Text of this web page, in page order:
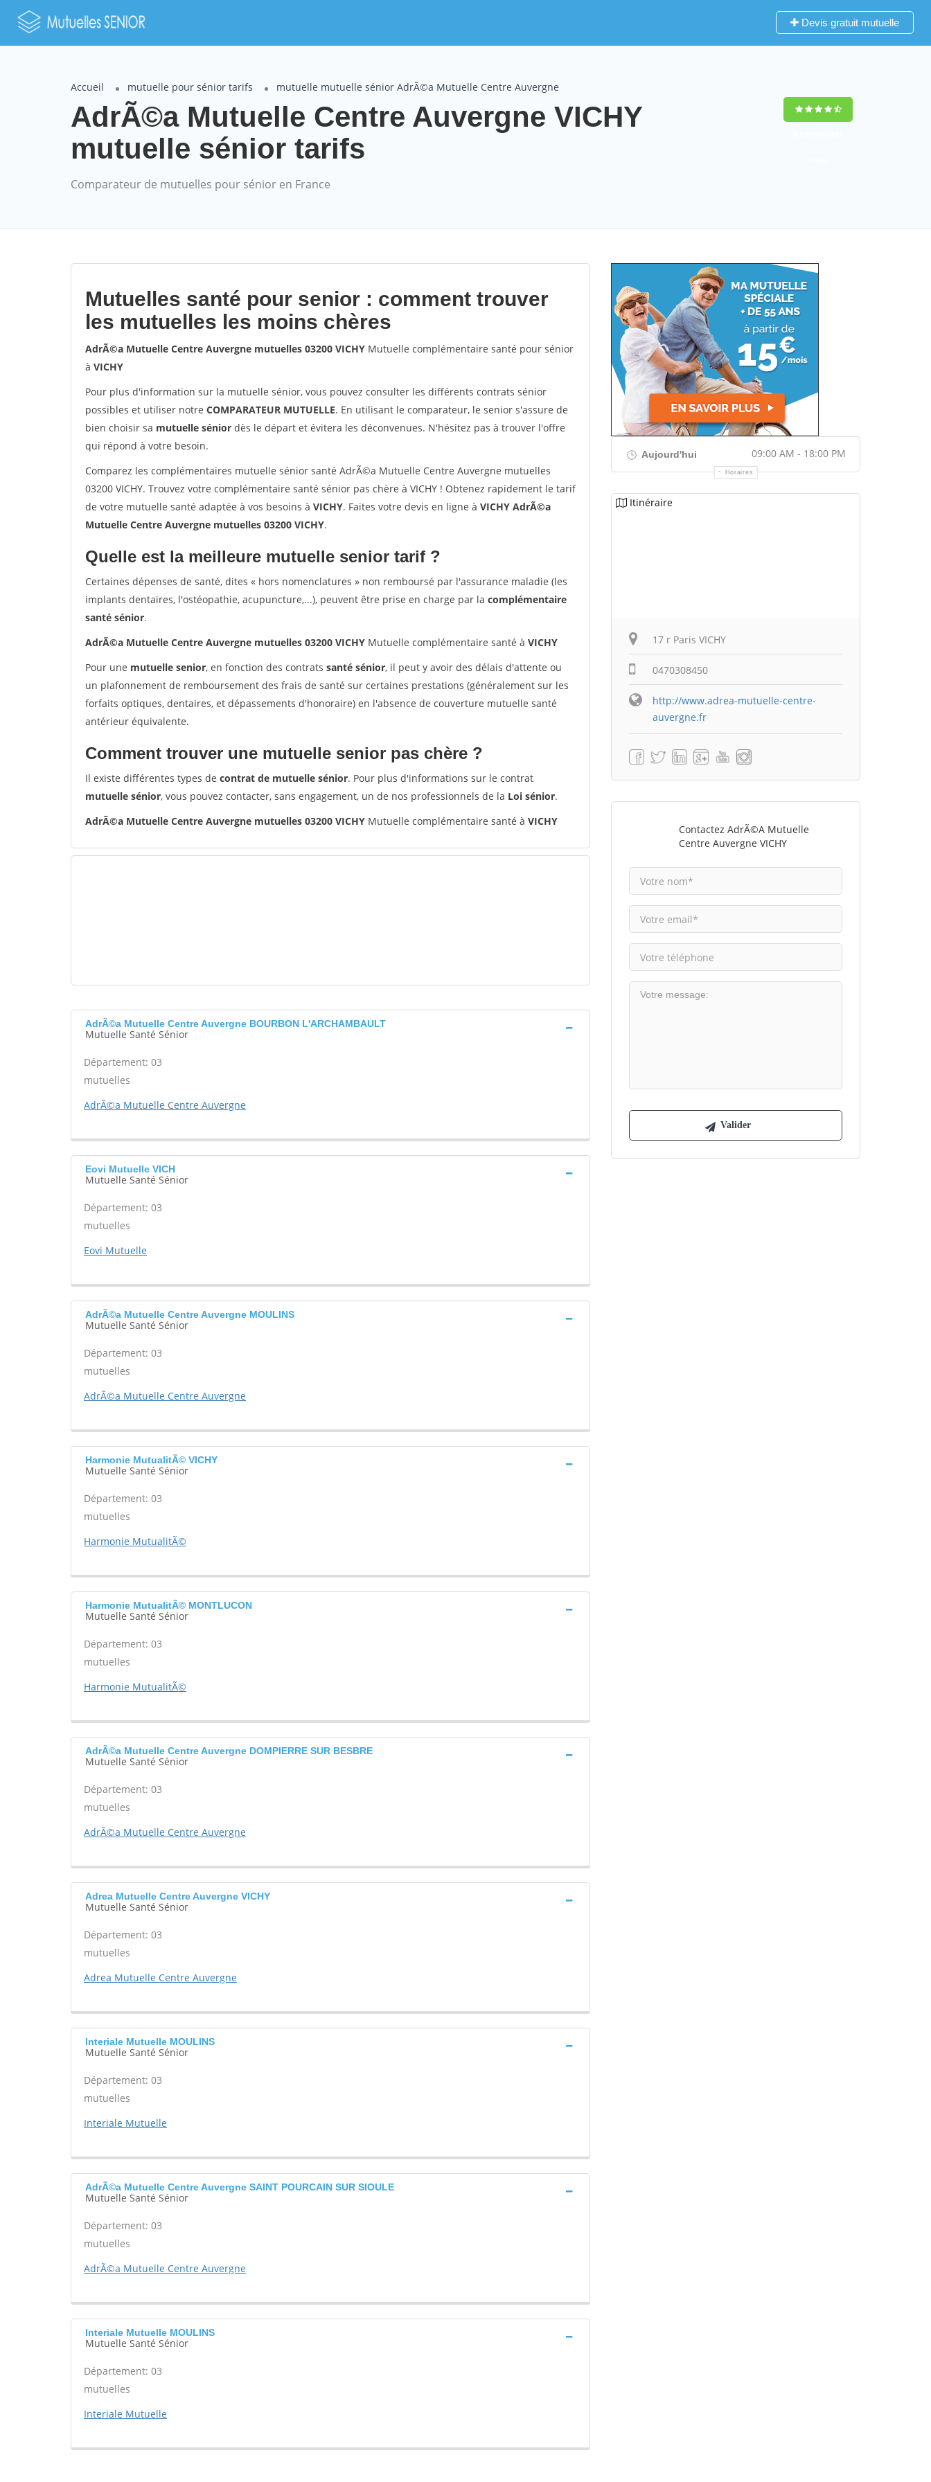
Devis gratuit mutuelle
Accueil mutuelle pour sénior tarifs mutuelle mutuelle sénior AdrÃ©a Mutuelle Centre Auvergne
AdrÃ©a Mutuelle Centre Auvergne VICHY
mutuelle sénior tarifs
Comparateur de mutuelles pour sénior en France
Mutuelles santé pour senior : comment trouver
les mutuelles les moins chères
AdrÃ©a Mutuelle Centre Auvergne mutuelles 03200 VICHY Mutuelle complémentaire santé pour sénior
à VICHY
Pour plus d'information sur la mutuelle sénior, vous pouvez consulter les différents contrats sénior
possibles et utiliser notre COMPARATEUR MUTUELLE. En utilisant le comparateur, le senior s'assure de
bien choisir sa mutuelle sénior dès le départ et évitera les déconvenues. N'hésitez pas à trouver l'offre
qui répond à votre besoin.
Comparez les complémentaires mutuelle sénior santé AdrÃ©a Mutuelle Centre Auvergne mutuelles
03200 VICHY. Trouvez votre complémentaire santé sénior pas chère à VICHY ! Obtenez rapidement le tarif
de votre mutuelle santé adaptée à vos besoins à VICHY. Faites votre devis en ligne à VICHY AdrÃ©a
Mutuelle Centre Auvergne mutuelles 03200 VICHY.
Quelle est la meilleure mutuelle senior tarif ?
Certaines dépenses de santé, dites « hors nomenclatures » non remboursé par l'assurance maladie (les
implants dentaires, l'ostéopathie, acupuncture,...), peuvent être prise en charge par la complémentaire
santé sénior.
AdrÃ©a Mutuelle Centre Auvergne mutuelles 03200 VICHY Mutuelle complémentaire santé à VICHY
Pour une mutuelle senior, en fonction des contrats santé sénior, il peut y avoir des délais d'attente ou
un plafonnement de remboursement des frais de santé sur certaines prestations (généralement sur les
forfaits optiques, dentaires, et dépassements d'honoraire) en l'absence de couverture mutuelle santé
antérieur équivalente.
Comment trouver une mutuelle senior pas chère ?
Il existe différentes types de contrat de mutuelle sénior. Pour plus d'informations sur le contrat
mutuelle sénior, vous pouvez contacter, sans engagement, un de nos professionnels de la Loi sénior.
AdrÃ©a Mutuelle Centre Auvergne mutuelles 03200 VICHY Mutuelle complémentaire santé à VICHY
AdrÃ©a Mutuelle Centre Auvergne BOURBON L'ARCHAMBAULT
Mutuelle Santé Sénior
Département: 03
mutuelles
AdrÃ©a Mutuelle Centre Auvergne
Eovi Mutuelle VICH
Mutuelle Santé Sénior
Département: 03
mutuelles
Eovi Mutuelle
AdrÃ©a Mutuelle Centre Auvergne MOULINS
Mutuelle Santé Sénior
Département: 03
mutuelles
AdrÃ©a Mutuelle Centre Auvergne
Harmonie MutualitÃ© VICHY
Mutuelle Santé Sénior
Département: 03
mutuelles
Harmonie MutualitÃ©
Harmonie MutualitÃ© MONTLUCON
Mutuelle Santé Sénior
Département: 03
mutuelles
Harmonie MutualitÃ©
AdrÃ©a Mutuelle Centre Auvergne DOMPIERRE SUR BESBRE
Mutuelle Santé Sénior
Département: 03
mutuelles
AdrÃ©a Mutuelle Centre Auvergne
Adrea Mutuelle Centre Auvergne VICHY
Mutuelle Santé Sénior
Département: 03
mutuelles
Adrea Mutuelle Centre Auvergne
Interiale Mutuelle MOULINS
Mutuelle Santé Sénior
Département: 03
mutuelles
Interiale Mutuelle
AdrÃ©a Mutuelle Centre Auvergne SAINT POURCAIN SUR SIOULE
Mutuelle Santé Sénior
Département: 03
mutuelles
AdrÃ©a Mutuelle Centre Auvergne
Interiale Mutuelle MOULINS
Mutuelle Santé Sénior
Département: 03
mutuelles
Interiale Mutuelle
Aujourd'hui 09:00 AM - 18:00 PM
Horaires
Itinéraire
17 r Paris VICHY
0470308450
http://www.adrea-mutuelle-centre-
auvergne.fr
Contactez AdrÃ©a Mutuelle
Centre Auvergne VICHY